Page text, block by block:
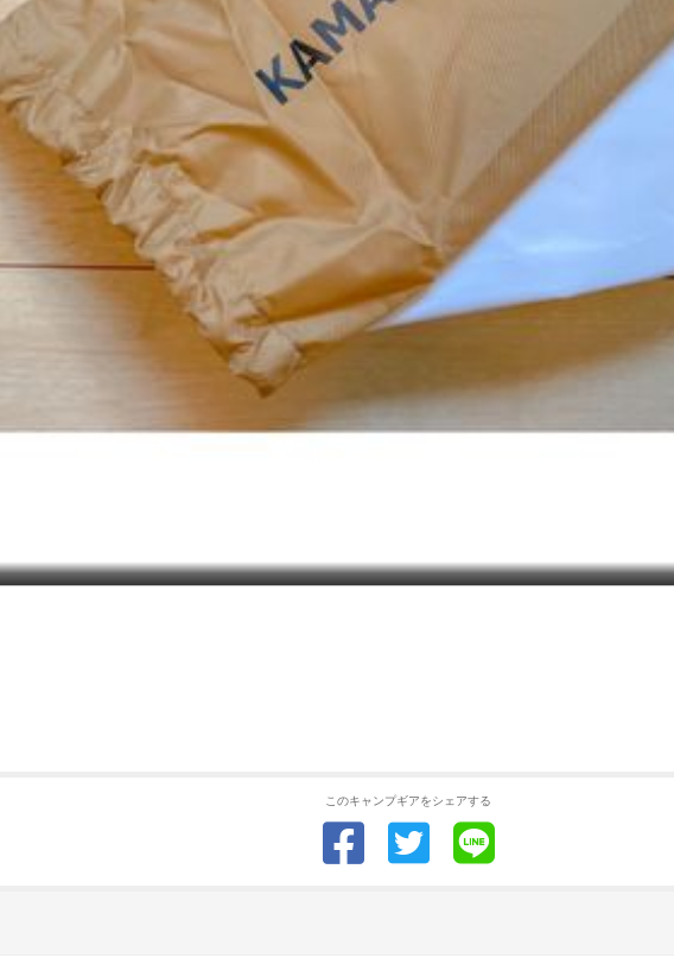
このキャンプギアをシェアする